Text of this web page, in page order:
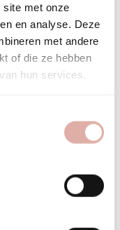
site met onze
en analyse. Deze
met andere
of die ze hebben
hun services.
laatste